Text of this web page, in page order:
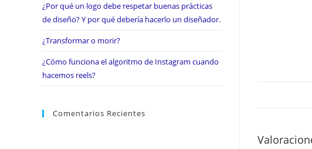
¿Por qué un logo debe respetar buenas prácticas
de diseño? Y por qué debería hacerlo un diseñador.
¿Transformar o morir?
¿Cómo funciona el algoritmo de Instagram cuando
hacemos reels?
Comentarios Recientes